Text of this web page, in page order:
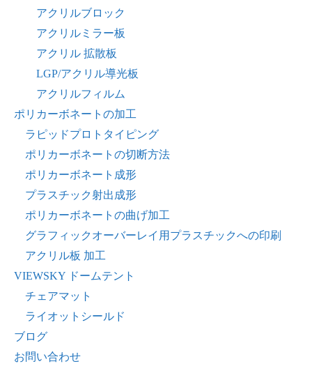
アクリルブロック
アクリルミラー板
アクリル 拡散板
LGP/アクリル導光板
アクリルフィルム
ポリカーボネートの加工
ラピッドプロトタイピング
ポリカーボネートの切断方法
ポリカーボネート成形
プラスチック射出成形
ポリカーボネートの曲げ加工
グラフィックオーバーレイ用プラスチックへの印刷
アクリル板 加工
VIEWSKY ドームテント
チェアマット
ライオットシールド
ブログ
お問い合わせ